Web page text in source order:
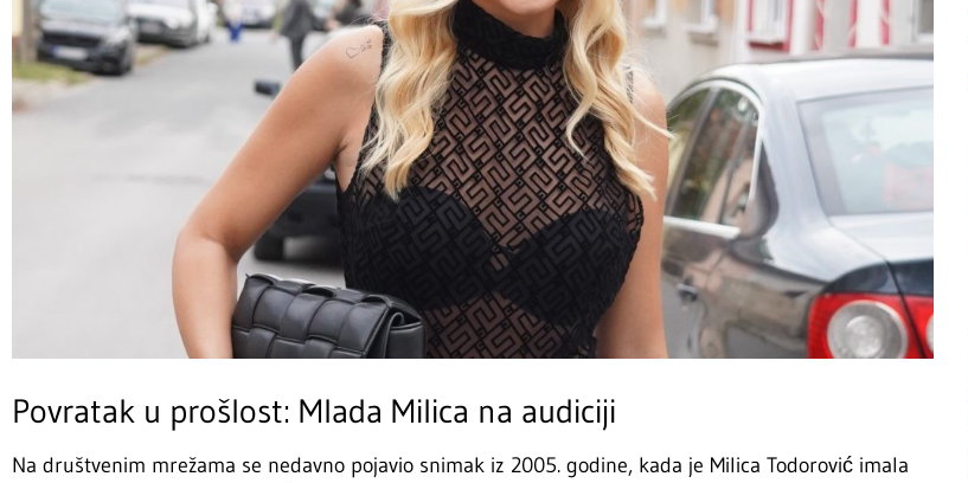
Povratak u prošlost: Mlada Milica na audiciji
Na društvenim mrežama se nedavno pojavio snimak iz 2005. godine, kada je Milica Todorović imala